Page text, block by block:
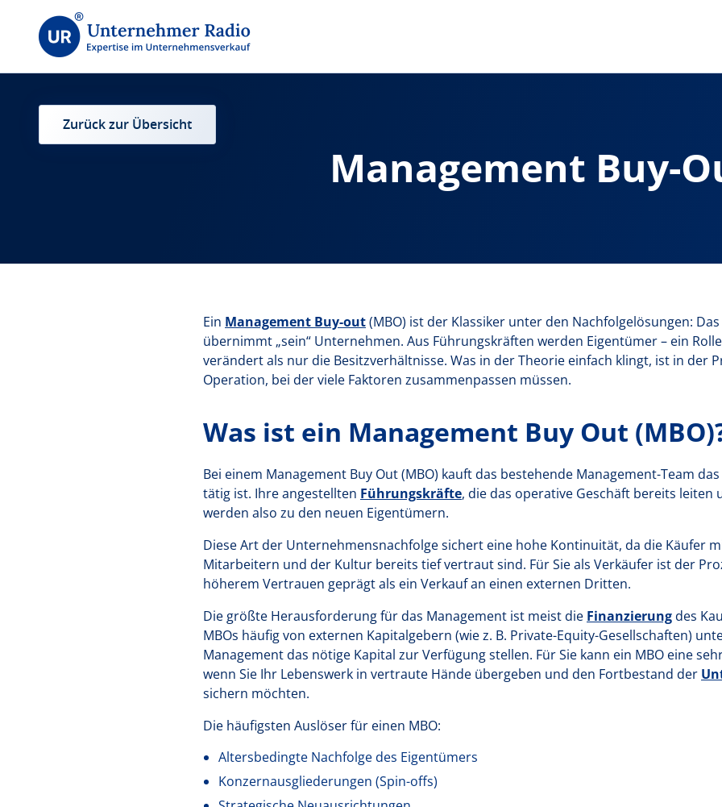
Zurück zur Übersicht
Management Buy-
Ein Management Buy-out(MBO) ist der Klassiker unter den Nachfolgelösungen:
übernimmt „sein“ Unternehmen. Aus Führungskräften werden Eigentümer – ein
verändert als nur die Besitzverhältnisse. Was in der Theorie einfach klingt, ist in der
Operation, bei der viele Faktoren zusammenpassen müssen.
Was ist ein Management Buy Out
Bei einem Management Buy Out (MBO) kauft das bestehende Management-Team
tätig ist. Ihre angestellten Führungskräfte, die das operative Geschäft bereits leiten
werden also zu den neuen Eigentümern.
Diese Art der Unternehmensnachfolge sichert eine hohe Kontinuität, da die Käufer
Mitarbeitern und der Kultur bereits tief vertraut sind. Für Sie als Verkäufer ist der
höherem Vertrauen geprägt als ein Verkauf an einen externen Dritten.
Die größte Herausforderung für das Management ist meist die Finanzierungdes
MBOs häufig von externen Kapitalgebern (wie z. B. Private-Equity-Gesellschaften)
Management das nötige Kapital zur Verfügung stellen. Für Sie kann ein MBO eine
wenn Sie Ihr Lebenswerk in vertraute Hände übergeben und den Fortbestand der
sichern möchten.
Die häufigsten Auslöser für einen MBO:
Altersbedingte Nachfolge des Eigentümers
Konzernausgliederungen (Spin-offs)